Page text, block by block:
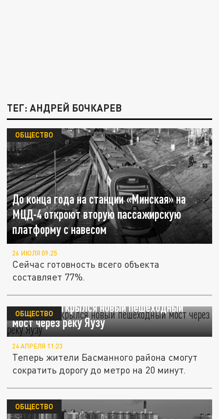
ТЕГ: АНДРЕЙ БОЧКАРЕВ
До конца года на станции «Минская» на
МЦД-4 откроют вторую пассажирскую
платформу с навесом
ОБЩЕСТВО
26 ИЮЛЯ 09:25
Сейчас готовность всего объекта
составляет 77%.
В Москве открылся новый пешеходный
мост через реку Яузу
ОБЩЕСТВО
24 АПРЕЛЯ 11:23
Теперь жители Басманного района смогут
сократить дорогу до метро на 20 минут.
ОБЩЕСТВО